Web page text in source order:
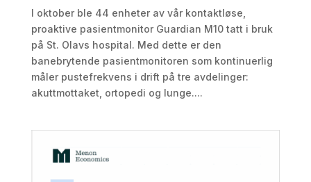
I oktober ble 44 enheter av vår kontaktløse,
proaktive pasientmonitor Guardian M10 tatt i bruk
på St. Olavs hospital. Med dette er den
banebrytende pasientmonitoren som kontinuerlig
måler pustefrekvens i drift på tre avdelinger:
akuttmottaket, ortopedi og lunge....